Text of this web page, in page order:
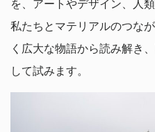
を、アートやデザイン、人
私たちとマテリアルのつな
く広大な物語から読み解き
して試みます。